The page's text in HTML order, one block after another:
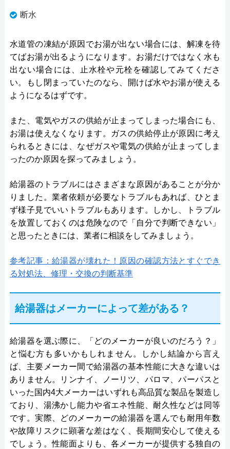
断水
水道管の凍結が原因でお湯が出ない場合には、解凍を待
てばお湯が出るようになります。お湯だけではなく水も
出ない場合には、止水栓や元栓を確認してみてくださ
い。もし閉まっていたのなら、開けば水やお湯が使える
ようになるはずです。
また、電気やガスの供給が止まってしまった場合にも、
お湯は使えなくなります。ガスの供給停止が原因に考え
られるときには、なぜガスや電気の供給が止まってしま
ったのか原因を探ってみましょう。
給湯器のトラブルにはさまざまな原因があることが分か
りました。業者依頼が必要なトラブルもあれば、ひとま
ず様子見でいいトラブルもあります。しかし、トラブル
を放置しておくのは危険なので「自分で判断できない」
と思ったときには、業者に相談をしてみましょう。
参考記事：給湯器が壊れた！原因の確認方法とすぐでき
る対処法、修理・交換の判断基準
給湯器はメーカーによって差がある？
給湯器を選ぶ際に、「どのメーカーが良いのだろう？」
と悩む方も多いかもしれません。しかし結論から言え
ば、主要メーカー間で給湯器の基本性能に大きな違いは
ありません。リンナイ、ノーリツ、パロマ、パーパスと
いった国内4大メーカーはいずれも高品質な製品を製造し
ており、湯沸かし能力や省エネ性能、耐久性などは同等
です。実際、どのメーカーの給湯器を選んでも耐用年数
や故障リスクに顕著な差はなく、長期間安心して使える
でしょう。性能面よりも、各メーカーが提供する独自の